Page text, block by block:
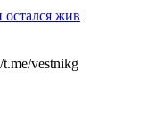
остался жив
vestnikg